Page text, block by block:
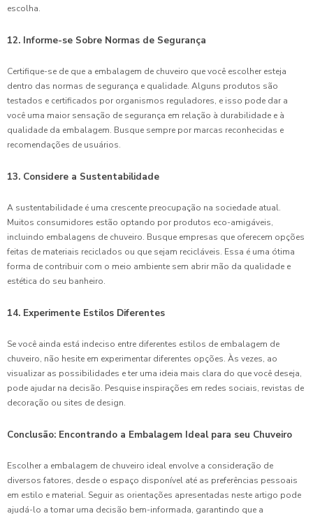
escolha.
12. Informe-se Sobre Normas de Segurança
Certifique-se de que a embalagem de chuveiro que você escolher esteja
dentro das normas de segurança e qualidade. Alguns produtos são
testados e certificados por organismos reguladores, e isso pode dar a
você uma maior sensação de segurança em relação à durabilidade e à
qualidade da embalagem. Busque sempre por marcas reconhecidas e
recomendações de usuários.
13. Considere a Sustentabilidade
A sustentabilidade é uma crescente preocupação na sociedade atual.
Muitos consumidores estão optando por produtos eco-amigáveis,
incluindo embalagens de chuveiro. Busque empresas que oferecem opções
feitas de materiais reciclados ou que sejam recicláveis. Essa é uma ótima
forma de contribuir com o meio ambiente sem abrir mão da qualidade e
estética do seu banheiro.
14. Experimente Estilos Diferentes
Se você ainda está indeciso entre diferentes estilos de embalagem de
chuveiro, não hesite em experimentar diferentes opções. Às vezes, ao
visualizar as possibilidades e ter uma ideia mais clara do que você deseja,
pode ajudar na decisão. Pesquise inspirações em redes sociais, revistas de
decoração ou sites de design.
Conclusão: Encontrando a Embalagem Ideal para seu Chuveiro
Escolher a embalagem de chuveiro ideal envolve a consideração de
diversos fatores, desde o espaço disponível até as preferências pessoais
em estilo e material. Seguir as orientações apresentadas neste artigo pode
ajudá-lo a tomar uma decisão bem-informada, garantindo que a